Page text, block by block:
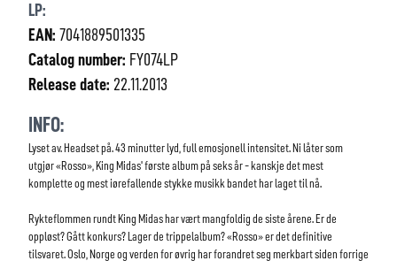
LP:
EAN: 7041889501335
Catalog number: FY074LP
Release date: 22.11.2013
INFO:
Lyset av. Headset på. 43 minutter lyd, full emosjonell intensitet. Ni låter som
utgjør «Rosso», King Midas' første album på seks år - kanskje det mest
komplette og mest iørefallende stykke musikk bandet har laget til nå.
Rykteflommen rundt King Midas har vært mangfoldig de siste årene. Er de
oppløst? Gått konkurs? Lager de trippelalbum? «Rosso» er det definitive
tilsvaret. Oslo, Norge og verden for øvrig har forandret seg merkbart siden forrige